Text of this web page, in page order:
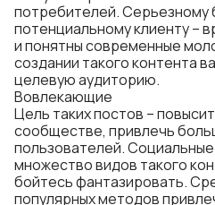
потребителей. Серьезному
потенциальному клиенту –
и понятны современные
создании такого контента
целевую аудиторию.
Вовлекающие
Цель таких постов –
сообществе, привлечь
пользователей.
множество видов такого
бойтесь фантазировать.
популярных методов